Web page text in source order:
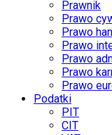
Prawnik
Prawo
Prawo
Prawo
Prawo
Prawo
Prawo
Podatki
PIT
CIT